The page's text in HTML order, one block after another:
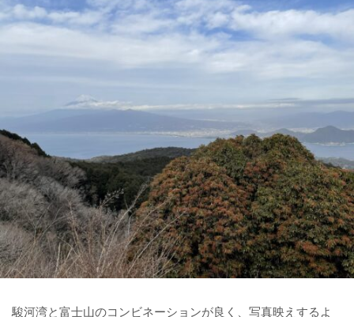
駿河湾と富士山のコンビネーションが良く、写真映えするよ